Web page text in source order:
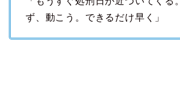
ず、動こう。できるだけ早く」